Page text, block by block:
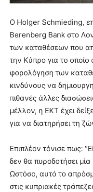
O Holger Schmieding,
Berenberg Bank στο
των καταθέσεων που
την Κύπρο για το
φορολόγηση των
κινδύνους να
πιθανές άλλες
μέλλον, η ΕΚΤ έχει
για να διατηρήσει τη
Επιπλέον τόνισε πως:
δεν θα πυροδοτήσει
Ωστόσο, αυτό το
στις κυπριακές